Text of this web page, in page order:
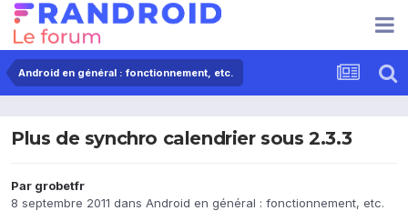
Android en général : fonctionnement, etc.
Plus de synchro calendrier sous 2.3.3
Par grobetfr
8 septembre 2011 dans Android en général : fonctionnement, etc.